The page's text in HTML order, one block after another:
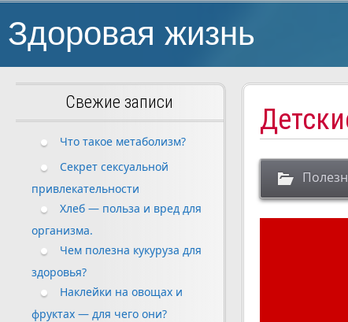
Здоровая жизнь
Свежие записи
Что такое метаболизм?
Секрет сексуальной
привлекательности
Хлеб — польза и вред для
организма.
Чем полезна кукуруза для
здоровья?
Наклейки на овощах и
фруктах — для чего они?